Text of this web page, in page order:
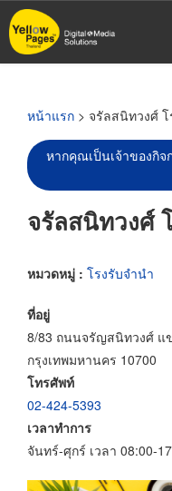
ข้าม
ไป
หน้าแรก > จรัลสนิทวงศ์
หากคุณเป็นเจ้าของกิ
จรัลสนิทวงศ์
หมวดหมู่ : โรงรับจำนำ
ที่อยู่
8/83 ถนนจรัญสนิทวงศ์ แ
กรุงเทพมหานคร 10700
โทรศัพท์
02-424-5393
เวลาทำการ
จันทร์-ศุกร์ เวลา 08:00-